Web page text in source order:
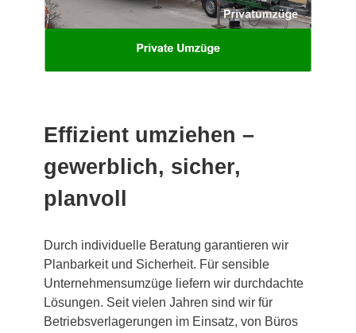
Effizient umziehen –
gewerblich, sicher,
planvoll
Durch individuelle Beratung garantieren wir
Planbarkeit und Sicherheit. Für sensible
Unternehmensumzüge liefern wir durchdachte
Lösungen. Seit vielen Jahren sind wir für
Betriebsverlagerungen im Einsatz, von Büros